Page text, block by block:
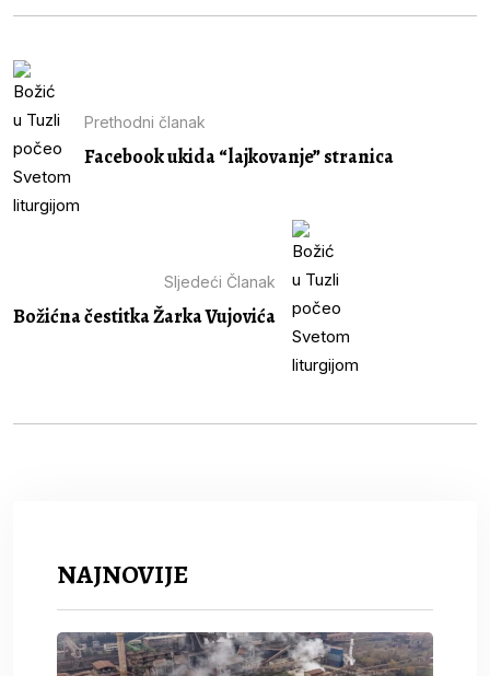
Prethodni članak
Facebook ukida “lajkovanje” stranica
Sljedeći Članak
Božićna čestitka Žarka Vujovića
NAJNOVIJE